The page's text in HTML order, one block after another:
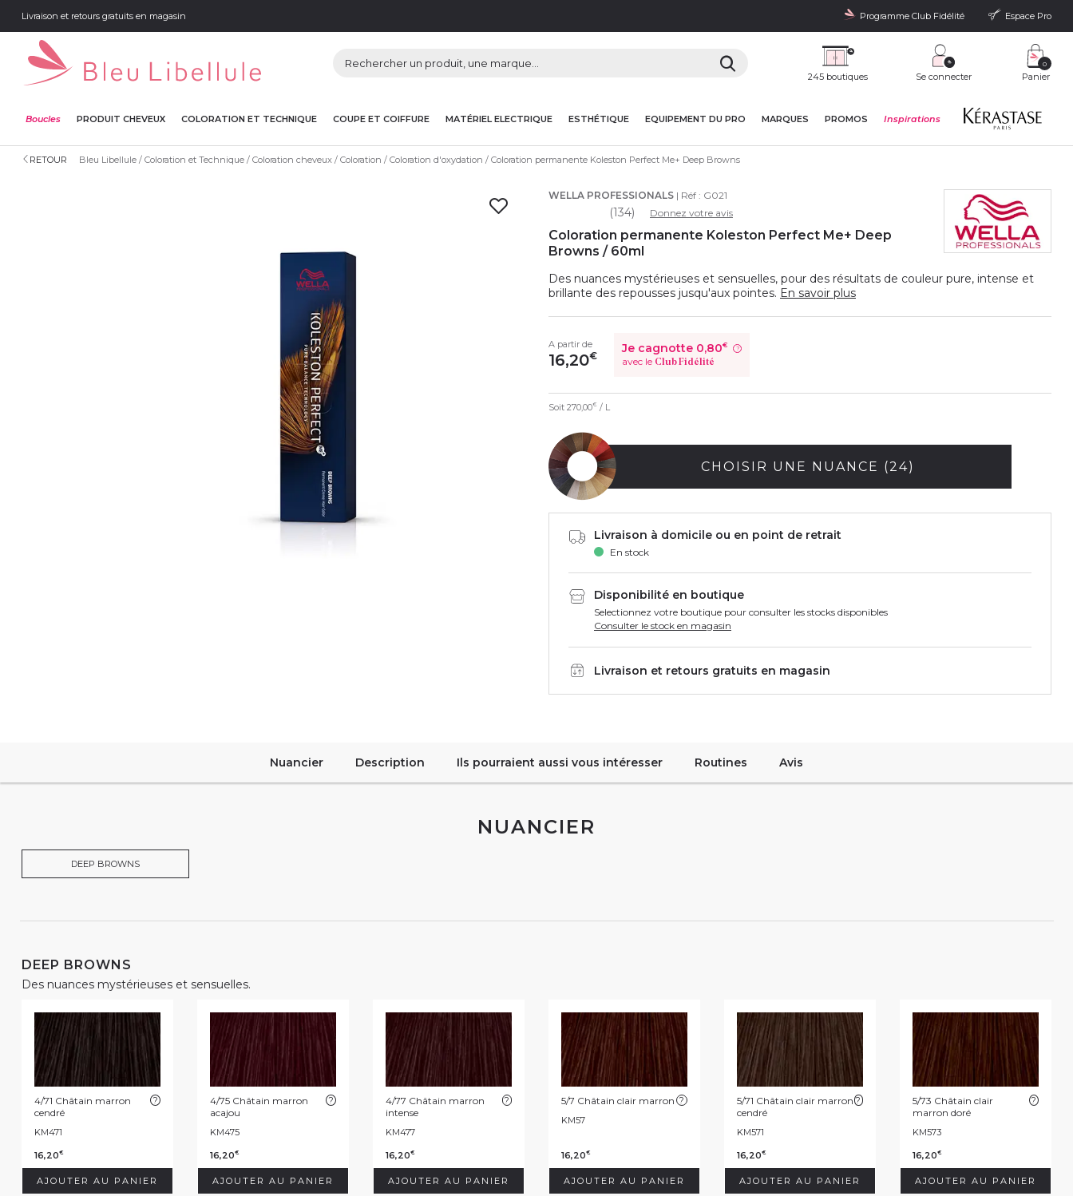
Livraison et retours gratuits en magasin Programme Club Fidélité Espace Pro
245 boutiques Se connecter Panier
0
Boucles PRODUIT CHEVEUX COLORATION ET TECHNIQUE COUPE ET COIFFURE MATÉRIEL ELECTRIQUE ESTHÉTIQUE EQUIPEMENT DU PRO MARQUES PROMOS Inspirations
RETOUR Bleu Libellule Coloration et Technique Coloration cheveux Coloration Coloration d'oxydation Coloration permanente Koleston Perfect Me+ Deep Browns
WELLA PROFESSIONALS | Réf : G021
(134) Donnez votre avis
Coloration permanente Koleston Perfect Me+ Deep
Browns / 60ml
Des nuances mystérieuses et sensuelles, pour des résultats de couleur pure, intense et
brillante des repousses jusqu'aux pointes. En savoir plus
A partir de
16,20€
Je cagnotte 0,80€
avec le Club Fidélité
?
Soit 270,00€ / L
CHOISIR UNE NUANCE (24)
Livraison à domicile ou en point de retrait
En stock
Disponibilité en boutique
Selectionnez votre boutique pour consulter les stocks disponibles
Consulter le stock en magasin
Livraison et retours gratuits en magasin
Nuancier Description Ils pourraient aussi vous intéresser Routines Avis
NUANCIER
DEEP BROWNS
DEEP BROWNS
Des nuances mystérieuses et sensuelles.
4/71 Châtain marron
cendré
?
KM471
16,20€
AJOUTER AU PANIER
4/75 Châtain marron
acajou
?
KM475
16,20€
AJOUTER AU PANIER
4/77 Châtain marron
intense
?
KM477
16,20€
AJOUTER AU PANIER
5/7 Châtain clair marron ?
KM57
16,20€
AJOUTER AU PANIER
5/71 Châtain clair marron
cendré
?
KM571
16,20€
AJOUTER AU PANIER
5/73 Châtain clair
marron doré
?
KM573
16,20€
AJOUTER AU PANIER